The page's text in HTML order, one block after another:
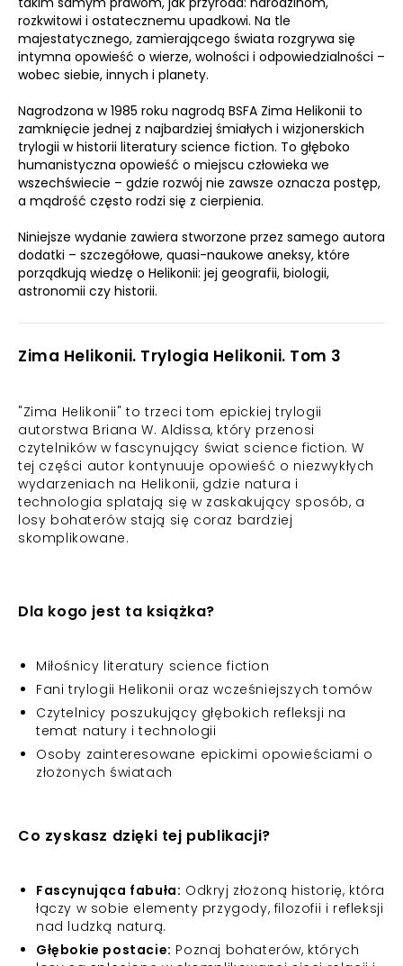
rozkwitowi i ostatecznemu upadkowi. Na tle
majestatycznego, zamierającego świata rozgrywa się
intymna opowieść o wierze, wolności i odpowiedzialności –
wobec siebie, innych i planety.
Nagrodzona w 1985 roku nagrodą BSFA Zima Helikonii to
zamknięcie jednej z najbardziej śmiałych i wizjonerskich
trylogii w historii literatury science fiction. To głęboko
humanistyczna opowieść o miejscu człowieka we
wszechświecie – gdzie rozwój nie zawsze oznacza postęp,
a mądrość często rodzi się z cierpienia.
Niniejsze wydanie zawiera stworzone przez samego autora
dodatki – szczegółowe, quasi-naukowe aneksy, które
porządkują wiedzę o Helikonii: jej geografii, biologii,
astronomii czy historii.
Zima Helikonii. Trylogia Helikonii. Tom 3
"Zima Helikonii" to trzeci tom epickiej trylogii
autorstwa Briana W. Aldissa, który przenosi
czytelników w fascynujący świat science fiction. W
tej części autor kontynuuje opowieść o niezwykłych
wydarzeniach na Helikonii, gdzie natura i
technologia splatają się w zaskakujący sposób, a
losy bohaterów stają się coraz bardziej
skomplikowane.
Dla kogo jest ta książka?
Miłośnicy literatury science fiction
Fani trylogii Helikonii oraz wcześniejszych tomów
Czytelnicy poszukujący głębokich refleksji na
temat natury i technologii
Osoby zainteresowane epickimi opowieściami o
złożonych światach
Co zyskasz dzięki tej publikacji?
Fascynująca fabuła: Odkryj złożoną historię, która
łączy w sobie elementy przygody, filozofii i refleksji
nad ludzką naturą.
Głębokie postacie: Poznaj bohaterów, których